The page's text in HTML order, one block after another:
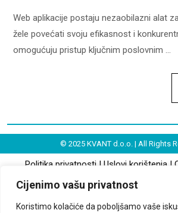
Cijenimo vašu privatnost
Koristimo kolačiće da poboljšamo vaše
Web aplikacije postaju nezaobilazni alat
žele povećati svoju efikasnost i
omogućuju pristup ključnim poslovnim ...
© 2025 KVANT d.o.o. | All Rights
Politika privatnosti| Uslovi korištenja|